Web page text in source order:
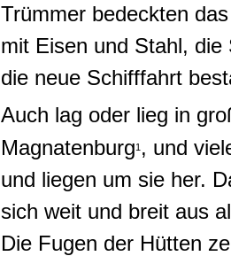
Trümmer bedeckten
mit Eisen und Stahl,
die neue Schifffahrt
Auch lag oder lieg in
Magnatenburg1 , und
und liegen um sie her.
sich weit und breit aus
Die Fugen der Hütten